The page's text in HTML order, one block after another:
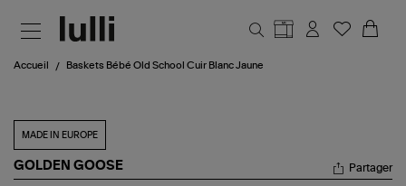
Accueil Baskets Bébé Old School Cuir Blanc Jaune
MADE IN EUROPE
GOLDEN GOOSE Partager